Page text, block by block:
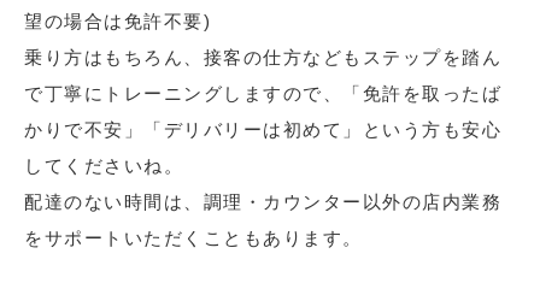
望の場合は免許不要)
乗り方はもちろん、接客の仕方などもステップを踏ん
で丁寧にトレーニングしますので、「免許を取ったば
かりで不安」「デリバリーは初めて」という方も安心
してくださいね。
配達のない時間は、調理・カウンター以外の店内業務
をサポートいただくこともあります。